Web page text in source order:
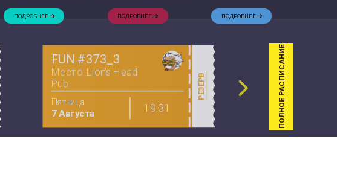
ПОДРОБНЕЕ ПОДРОБНЕЕ ПОДРОБНЕЕ
FUN #373_3
Место: Lion's Head
Pub
Пятница
7 Августа
19:31
РЕЗЕРВ
Блиц №20
Место: Old
Pub
Суббота
8 Августа
ПОЛНОЕ РАСПИСАНИЕ